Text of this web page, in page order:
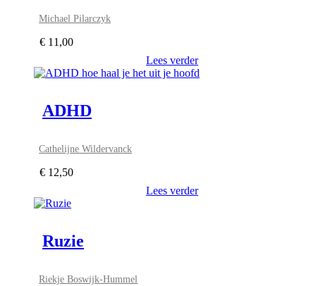
Michael Pilarczyk
€ 11,00
Lees verder
ADHD
Cathelijne Wildervanck
€ 12,50
Lees verder
Ruzie
Riekje Boswijk-Hummel